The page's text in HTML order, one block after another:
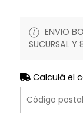
ENVIO
SUCURSAL
Calculá el